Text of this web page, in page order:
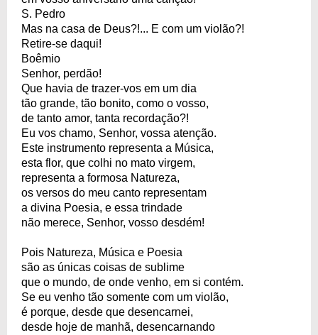
S. Pedro
Mas na casa de Deus?!... E com um violão?!
Retire-se daqui!
Boêmio
Senhor, perdão!
Que havia de trazer-vos em um dia
tão grande, tão bonito, como o vosso,
de tanto amor, tanta recordação?!
Eu vos chamo, Senhor, vossa atenção.
Este instrumento representa a Música,
esta flor, que colhi no mato virgem,
representa a formosa Natureza,
os versos do meu canto representam
a divina Poesia, e essa trindade
não merece, Senhor, vosso desdém!
Pois Natureza, Música e Poesia
são as únicas coisas de sublime
que o mundo, de onde venho, em si contém.
Se eu venho tão somente com um violão,
é porque, desde que desencarnei,
desde hoje de manhã, desencarnando